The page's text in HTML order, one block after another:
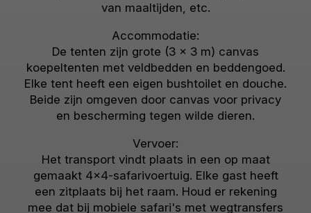
van maaltijden, etc.
Accommodatie:
De tenten zijn grote (3 x 3 m) canvas
koepeltenten met veldbedden en beddengoed.
Elke tent heeft een eigen bushtoilet en douche.
Beide zijn omgeven door canvas voor privacy
en bescherming tegen wilde dieren.
Vervoer:
Het transport vindt plaats in een op maat
gemaakt 4x4-safarivoertuig. Elke gast heeft
een zitplaats bij het raam. Houd er rekening
mee dat bij mobiele safari's met wegtransfers